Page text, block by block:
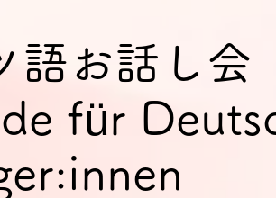
語お話し会
für